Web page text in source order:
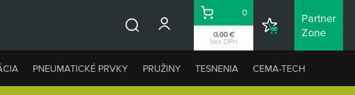
0,00 €
bez DPH
Košík
0
Nákupný
Partner
Zone
PNEUMATICKÉ PRVKY PRUŽINY TESNENIA CEMA-TECH